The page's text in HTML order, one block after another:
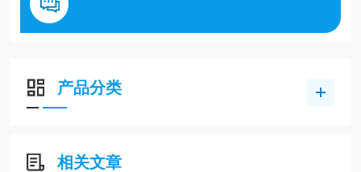
产品分类
相关文章